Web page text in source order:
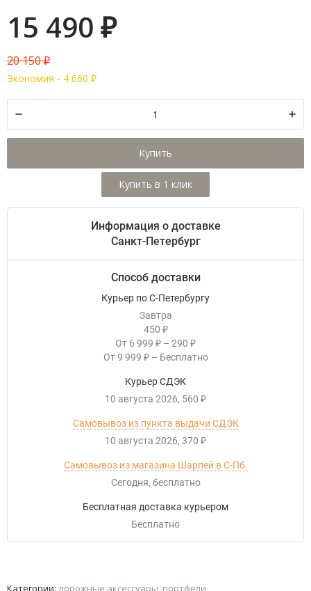
15 490 ₽
20 150₽
Экономия - 4 660 ₽
Купить
Информация о доставке
Санкт-Петербург
Способ доставки
Курьер по С-Петербургу
Завтра
450 ₽
От 6 999 ₽ – 290 ₽
От 9 999 ₽ – Бесплатно
Курьер СДЭК
10 августа 2026 560 ₽
Самовывоз из пункта выдачи СДЭК
10 августа 2026 370 ₽
Самовывоз из магазина Шарпей в С-Пб.
Сегодня
Бесплатно
Бесплатная доставка курьером
Бесплатно
Категории: дорожные аксессуары портфели